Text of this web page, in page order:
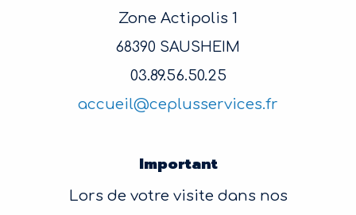
Zone Actipolis 1
68390 SAUSHEIM
03.89.56.50.25
accueil@ceplusservices.fr
Important
Lors de votre visite dans nos